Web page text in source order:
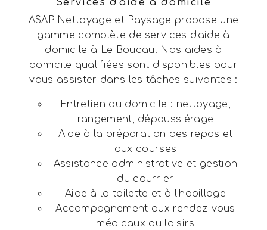
Services d'aide à domicile
ASAP Nettoyage et Paysage propose une
gamme complète de services d'aide à
domicile à Le Boucau. Nos aides à
domicile qualifiées sont disponibles pour
vous assister dans les tâches suivantes :
Entretien du domicile : nettoyage,
rangement, dépoussiérage
Aide à la préparation des repas et
aux courses
Assistance administrative et gestion
du courrier
Aide à la toilette et à l'habillage
Accompagnement aux rendez-vous
médicaux ou loisirs